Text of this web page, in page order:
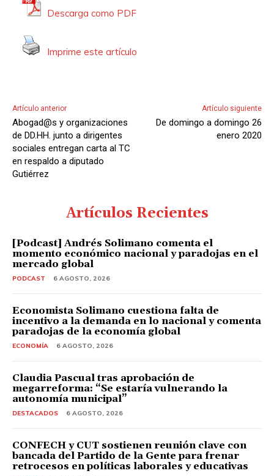
Descarga como PDF
Imprime este artículo
Artículo anterior
Abogad@s y organizaciones
de DD.HH. junto a dirigentes
sociales entregan carta al TC
en respaldo a diputado
Gutiérrez
Artículo siguiente
De domingo a domingo 26
enero 2020
Artículos Recientes
[Podcast] Andrés Solimano comenta el
momento económico nacional y paradojas en el
mercado global
PODCAST 6 AGOSTO, 2026
Economista Solimano cuestiona falta de
incentivo a la demanda en lo nacional y comenta
paradojas de la economía global
ECONOMÍA 6 AGOSTO, 2026
Claudia Pascual tras aprobación de
megarreforma: “Se estaría vulnerando la
autonomía municipal”
DESTACADOS 6 AGOSTO, 2026
CONFECH y CUT sostienen reunión clave con
bancada del Partido de la Gente para frenar
retrocesos en políticas laborales y educativas